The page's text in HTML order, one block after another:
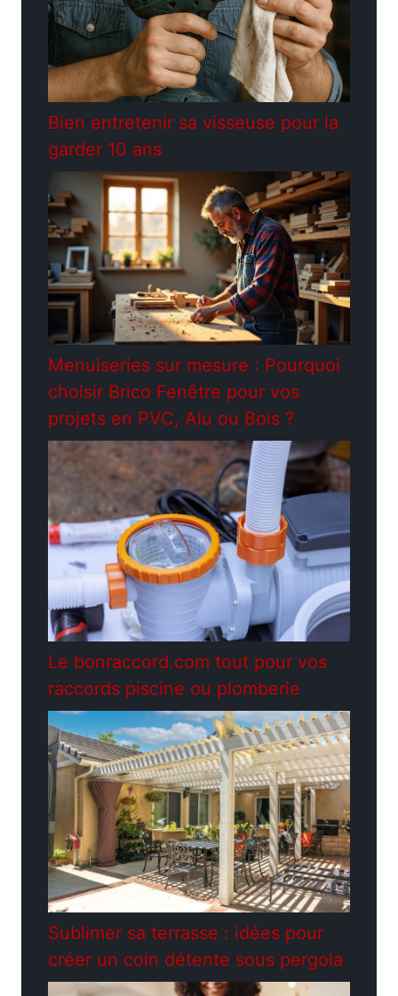
Bien entretenir sa visseuse pour la
garder 10 ans
Menuiseries sur mesure : Pourquoi
choisir Brico Fenêtre pour vos
projets en PVC, Alu ou Bois ?
Le bonraccord.com tout pour vos
raccords piscine ou plomberie
Sublimer sa terrasse : idées pour
créer un coin détente sous pergola